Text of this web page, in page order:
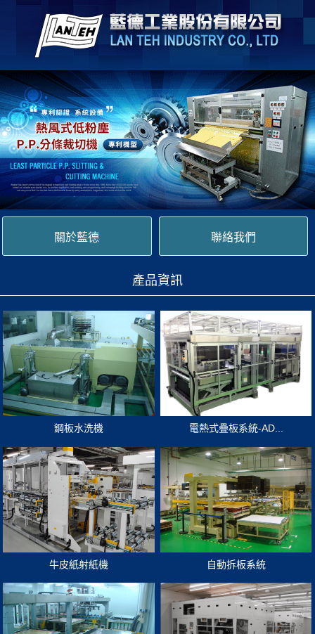
關於藍德 聯絡我們
產品資訊
鋼板水洗機 電熱式疊板系統-AD...
牛皮紙射紙機 自動拆板系統